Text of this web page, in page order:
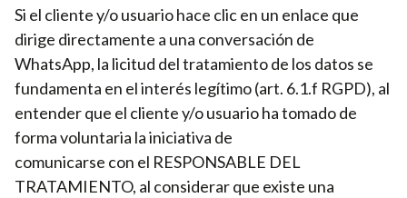
Si el cliente y/o usuario hace clic en un enlace que
dirige directamente a una conversación de
WhatsApp, la licitud del tratamiento de los datos se
fundamenta en el interés legítimo (art. 6.1.f RGPD), al
entender que el cliente y/o usuario ha tomado de
forma voluntaria la iniciativa de
comunicarse con el RESPONSABLE DEL
TRATAMIENTO, al considerar que existe una